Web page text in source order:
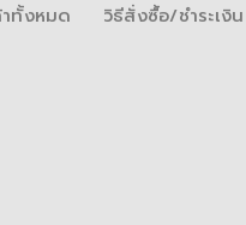
ทั้งหมด วิธีสั่งซื้อ/ชำระเงิน